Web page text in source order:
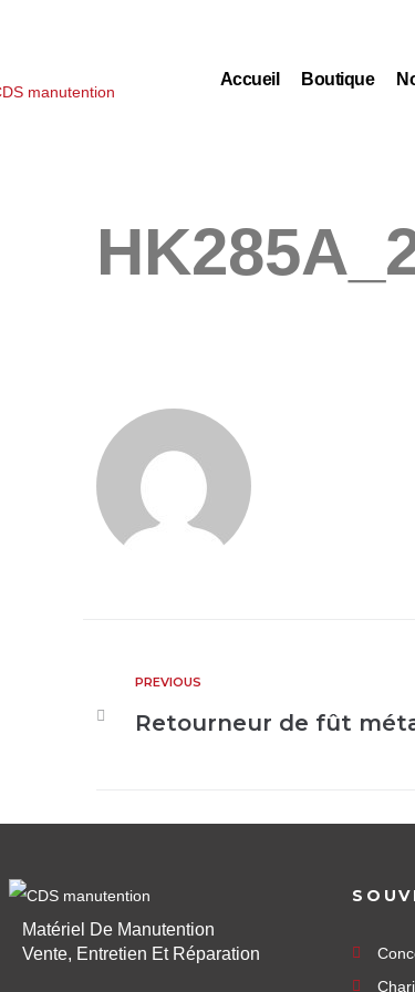
Accueil Boutique
PREVIOUS
Retourneur de fût
Matériel De Manutention
Vente, Entretien Et Réparation